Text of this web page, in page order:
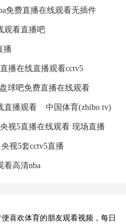
免费直播在线观看无插件
观看直播吧
播
播在线直播观看cctv5
盘球吧免费直播在线观看
直播观看 中国体育(zhibo.tv)
央视5直播在线观看 现场直播
央视5套cctv5直播
看高清nba
喜欢体育的朋友观看视频，每日